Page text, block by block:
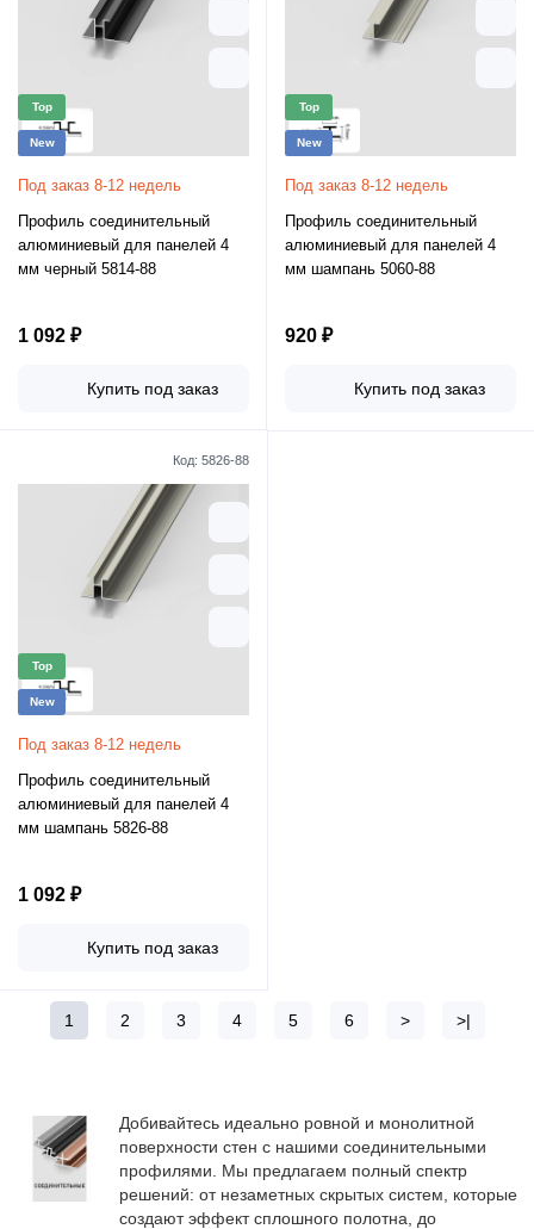
Top
New
Под заказ 8-12 недель
Профиль соединительный
алюминиевый для панелей 4
мм черный 5814-88
1 092 ₽
Купить под заказ
Top
New
Под заказ 8-12 недель
Профиль соединительный
алюминиевый для панелей 4
мм шампань 5060-88
920 ₽
Купить под заказ
Код: 5826-88
Top
New
Под заказ 8-12 недель
Профиль соединительный
алюминиевый для панелей 4
мм шампань 5826-88
1 092 ₽
Купить под заказ
1 2 3 4 5 6 > >|
Добивайтесь идеально ровной и монолитной
поверхности стен с нашими соединительными
профилями. Мы предлагаем полный спектр
решений: от незаметных скрытых систем, которые
создают эффект сплошного полотна, до